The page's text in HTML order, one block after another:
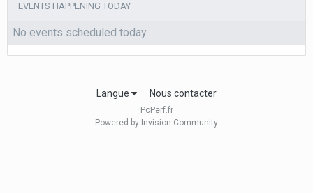
EVENTS HAPPENING TODAY
No events scheduled today
Langue Nous contacter
PcPerf.fr
Powered by Invision Community